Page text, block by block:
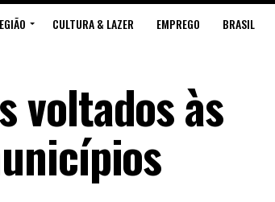
CULTURA & LAZER EMPREGO BRASIL
voltados às